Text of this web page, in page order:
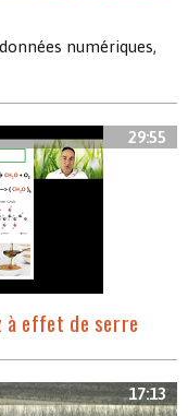
numériques,
29:55
à effet de serre
17:13